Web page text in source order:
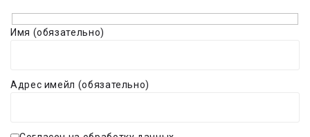
Имя (обязательно)
Адрес имейл (обязательно)